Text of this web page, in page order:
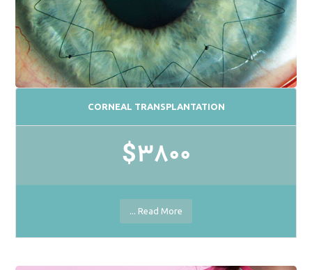
CORNEAL TRANSPLANTATION
$3800
Read More ...